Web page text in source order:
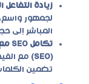
زيادة التفاعل
المباشر إلى
تكامل SEO مع محتوى الفيديو:
(SEO)
مع
تضمين